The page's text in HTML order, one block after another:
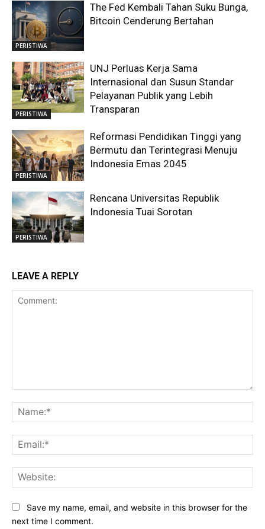
PERISTIWA
The Fed Kembali Tahan Suku Bunga,
Bitcoin Cenderung Bertahan
PERISTIWA
UNJ Perluas Kerja Sama
Internasional dan Susun Standar
Pelayanan Publik yang Lebih
Transparan
PERISTIWA
Reformasi Pendidikan Tinggi yang
Bermutu dan Terintegrasi Menuju
Indonesia Emas 2045
PERISTIWA
Rencana Universitas Republik
Indonesia Tuai Sorotan
LEAVE A REPLY
Save my name, email, and website in this browser for the
next time I comment.